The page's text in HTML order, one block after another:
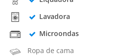
Lavadora
Microondas
Ropa de cama